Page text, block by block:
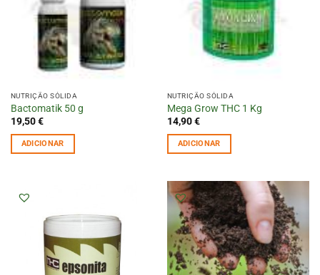
NUTRIÇÃO SÓLIDA
Bactomatik 50 g
19,50€
ADICIONAR
NUTRIÇÃO SÓLIDA
Mega Grow THC 1 Kg
14,90€
ADICIONAR